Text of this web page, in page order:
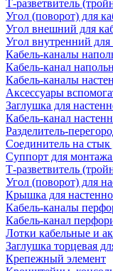
Т-разветвитель
Угол (поворот) для
Угол внешний для
Угол внутренний для
Кабель-каналы
Кабель-канал
Кабель-каналы
Аксессуары
Заглушка для
Кабель-канал
Разделитель-
Соединитель на стык
Суппорт для
Т-разветвитель
Угол (поворот) для
Крышка для
Кабель-каналы
Кабель-канал
Лотки кабельные и
Заглушка торцевая
Крепежный элемент